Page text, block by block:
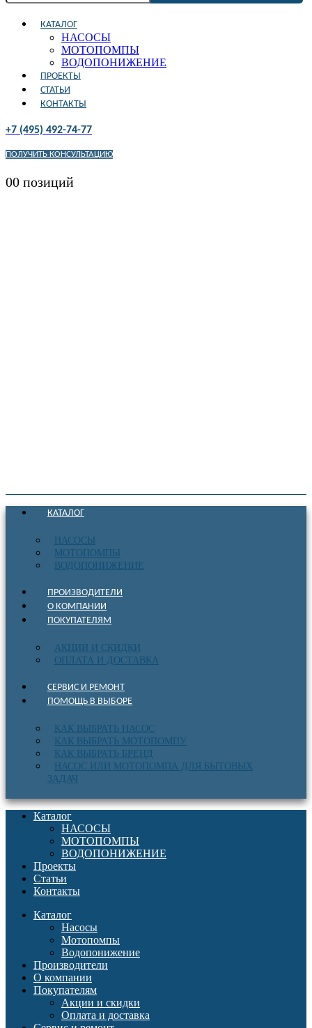
КАТАЛОГ
НАСОСЫ
МОТОПОМПЫ
ВОДОПОНИЖЕНИЕ
ПРОЕКТЫ
СТАТЬИ
КОНТАКТЫ
+7 (495) 492-74-77
ПОЛУЧИТЬ КОНСУЛЬТАЦИЮ
00 позиций
КАТАЛОГ
НАСОСЫ
МОТОПОМПЫ
ВОДОПОНИЖЕНИЕ
ПРОИЗВОДИТЕЛИ
О КОМПАНИИ
ПОКУПАТЕЛЯМ
АКЦИИ И СКИДКИ
ОПЛАТА И ДОСТАВКА
СЕРВИС И РЕМОНТ
ПОМОЩЬ В ВЫБОРЕ
КАК ВЫБРАТЬ НАСОС
КАК ВЫБРАТЬ МОТОПОМПУ
КАК ВЫБРАТЬ БРЕНД
НАСОС ИЛИ МОТОПОМПА ДЛЯ БЫТОВЫХ
ЗАДАЧ
Каталог
НАСОСЫ
МОТОПОМПЫ
ВОДОПОНИЖЕНИЕ
Проекты
Статьи
Контакты
Каталог
Насосы
Мотопомпы
Водопонижение
Производители
О компании
Покупателям
Акции и скидки
Оплата и доставка